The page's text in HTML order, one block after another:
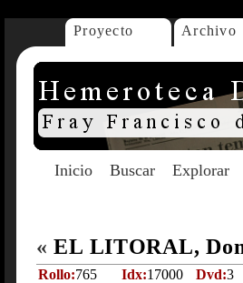
Proyecto Archivo
Inicio Buscar Explorar
« EL LITORAL,
Rollo:765 Idx:17000 Dvd:3